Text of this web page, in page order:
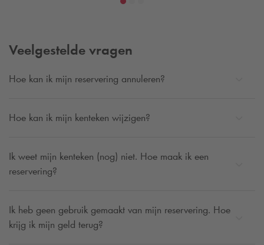
Veelgestelde vragen
Hoe kan ik mijn reservering annuleren?
Hoe kan ik mijn kenteken wijzigen?
Ik weet mijn kenteken (nog) niet. Hoe maak ik een
reservering?
Ik heb geen gebruik gemaakt van mijn reservering. Hoe
krijg ik mijn geld terug?